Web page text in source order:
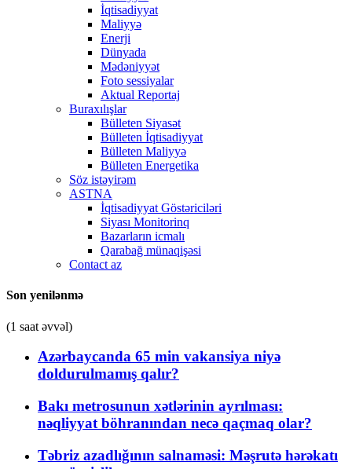
İqtisadiyyat
Maliyyə
Enerji
Dünyada
Mədəniyyət
Foto sessiyalar
Aktual Reportaj
Buraxılışlar
Bülleten Siyasət
Bülleten İqtisadiyyat
Bülleten Maliyyə
Bülleten Energetika
Söz istəyirəm
ASTNA
İqtisadiyyat Göstəriciləri
Siyası Monitorinq
Bazarların icmalı
Qarabağ münaqişəsi
Contact az
Son yenilənmə
(1 saat əvvəl)
Azərbaycanda 65 min vakansiya niyə
doldurulmamış qalır?
Bakı metrosunun xətlərinin ayrılması:
nəqliyyat böhranından necə qaçmaq olar?
Təbriz azadlığının salnaməsi: Məşrutə hərəkatı